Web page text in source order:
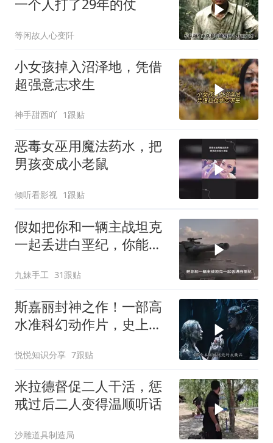
一个人打了29年的仗
等闲故人心变阡
小女孩掉入沼泽地，凭借
超强意志求生
神手甜西吖 1跟贴
恶毒女巫用魔法药水，把
男孩变成小老鼠
倾听看影视 1跟贴
假如把你和一辆主战坦克
一起丢进白垩纪，你能统
九妹手工 31跟贴
斯嘉丽封神之作！一部高
水准科幻动作片，史上最
悦悦知识分享 7跟贴
米拉德督促二人干活，惩
戒过后二人变得温顺听话
沙雕道具制造局